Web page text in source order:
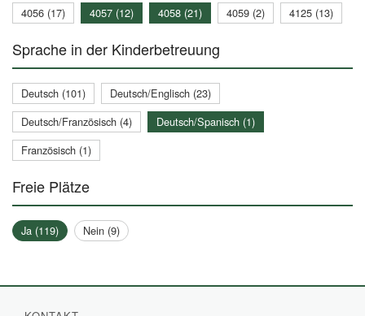
4056 (17)
4057 (12) 4058 (21) 4059 (2) 4125 (13)
Sprache in der Kinderbetreuung
Deutsch (101)
Deutsch/Englisch (23)
Deutsch/Französisch (4)
Deutsch/Spanisch (1)
Französisch (1)
Freie Plätze
Ja (119) Nein (9)